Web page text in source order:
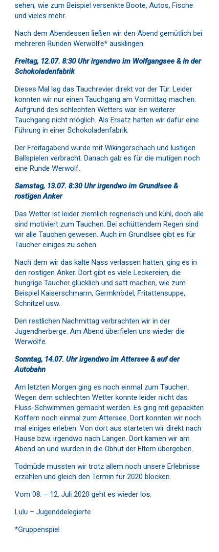
sehen, wie zum Beispiel versenkte Boote, Autos, Fische
und vieles mehr.
Nach dem Abendessen ließen wir den Abend gemütlich bei
mehreren Runden Werwölfe* ausklingen.
Freitag, 12.07. 8:30 Uhr irgendwo im Wolfgangsee & in der
Schokoladenfabrik
Dieses Mal lag das Tauchrevier direkt vor der Tür. Leider
konnten wir nur einen Tauchgang am Vormittag machen.
Aufgrund des schlechten Wetters war ein weiterer
Tauchgang nicht möglich. Als Ersatz hatten wir dafür eine
Führung in einer Schokoladenfabrik.
Der Freitagabend wurde mit Wikingerschach und lustigen
Ballspielen verbracht. Danach gab es für die mutigen noch
eine Runde Werwolf.
Samstag, 13.07. 8:30 Uhr irgendwo im Grundlsee &
rostigen Anker
Das Wetter ist leider ziemlich regnerisch und kühl, doch alle
sind motiviert zum Tauchen. Bei schüttendem Regen sind
wir alle Tauchen gewesen. Auch im Grundlsee gibt es für
Taucher einiges zu sehen.
Nach dem wir das kalte Nass verlassen hatten, ging es in
den rostigen Anker. Dort gibt es viele Leckereien, die
hungrige Taucher glücklich und satt machen, wie zum
Beispiel Kaiserschmarrn, Germknödel, Fritattensuppe,
Schnitzel usw.
Den restlichen Nachmittag verbrachten wir in der
Jugendherberge. Am Abend überfielen uns wieder die
Werwölfe.
Sonntag, 14.07. Uhr irgendwo im Attersee & auf der
Autobahn
Am letzten Morgen ging es noch einmal zum Tauchen.
Wegen dem schlechten Wetter konnte leider nicht das
Fluss-Schwimmen gemacht werden. Es ging mit gepackten
Koffern noch einmal zum Attersee. Dort konnten wir noch
mal einiges erleben. Von dort aus starteten wir direkt nach
Hause bzw. irgendwo nach Langen. Dort kamen wir am
Abend an und wurden in die Obhut der Eltern übergeben.
Todmüde mussten wir trotz allem noch unsere Erlebnisse
erzählen und gleich den Termin für 2020 blocken.
Vom 08. – 12. Juli 2020 geht es wieder los.
Lulu – Jugenddelegierte
*Gruppenspiel